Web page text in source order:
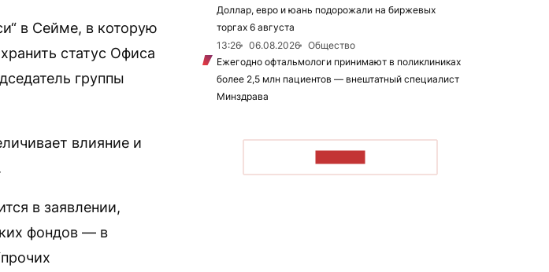
в Сейме, в которую
статус Офиса
группы
влияние и
в заявлении,
фондов — в
Доллар, евро и юань подорожали на биржевых
торгах 6 августа
13:26
06.08.2026
Общество
Ежегодно офтальмологи принимают в поликлиниках
более 2,5 млн пациентов — внештатный специалист
Минздрава